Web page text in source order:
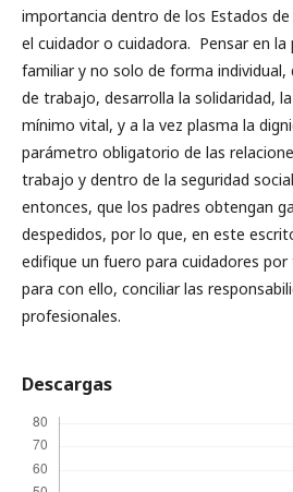
importancia dentro de los Estados
el cuidador o cuidadora. Pensar en
familiar y no solo de forma individual,
de trabajo, desarrolla la solidaridad,
mínimo vital, y a la vez plasma la
parámetro obligatorio de las
trabajo y dentro de la seguridad
entonces, que los padres obtengan
despedidos, por lo que, en este
edifique un fuero para cuidadores
para con ello, conciliar las
profesionales.
Descargas